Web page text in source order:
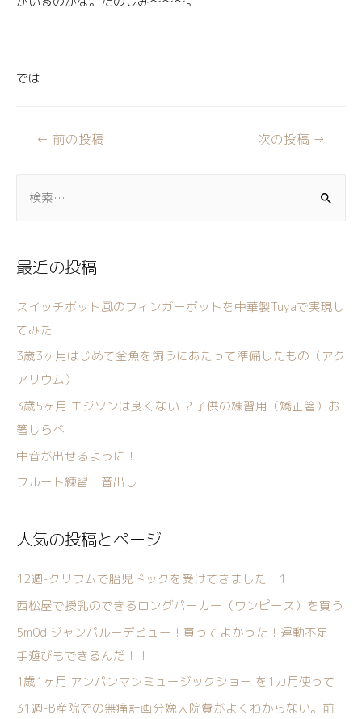
では
← 前の投稿 次の投稿 →
最近の投稿
スイッチボット風のフィンガーボットを中華製Tuyaで実現し
てみた
3歳3ヶ月はじめて金魚を飼うにあたって準備したもの（アク
アリウム）
3歳5ヶ月 エジソンは良くない ？子供の練習用（矯正箸）お
箸しらべ
中音が出せるように！
フルート練習 音出し
人気の投稿とページ
12週-クリフムで胎児ドックを受けてきました 1
西松屋で授乳のできるロングパーカー（ワンピース）を買う
5m0d ジャンパルーデビュー！買ってよかった！運動不足・
手遊びもできるんだ！！
1歳1ヶ月 アンパンマンミュージックショー を1カ月使って
31週-B産院での無痛計画分娩入院費がよくわからない。前